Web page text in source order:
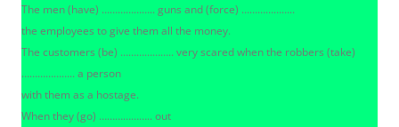
The men (have) ……………….. guns and (force) ………………..
the employees to give them all the money.
The customers (be) ……………….. very scared when the robbers (take)
……………….. a person
with them as a hostage.
When they (go) ……………….. out